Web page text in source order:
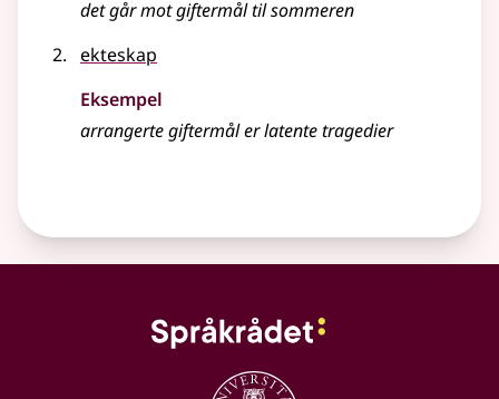
det går mot giftermål til sommeren
ekteskap
Eksempel
arrangerte giftermål er latente tragedier